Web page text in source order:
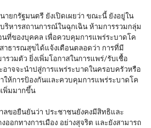
ายกรัฐมนตรี ยังเปิดเผยว่า ขณะนี้ ยังอยู่ใน
ริหารสถานการณ์ในฉุกเฉิน ห้ามการรวมกลุ่ม
นที่ของบุคคล เพื่อควบคุมการแพร่ระบาดโค
าธารณสุขได้แจ้งเตือนตลอดว่า การที่มี
รวมตัว ยิ่งเพิ่มโอกาสในการแพร่/รับเชื้อ
อาจจะนำปสู่การแพร่ระบาดในครอบครัวหรือ
ห้การป้องกันและควบคุมการแพร่ระบาดโค
พิ่มมากขึ้น
ลขอยืนยันว่า ประชาชนยังคงมีสิทธิและ
ออกทางการเมือง อย่างสุจริต และยังสามารถ